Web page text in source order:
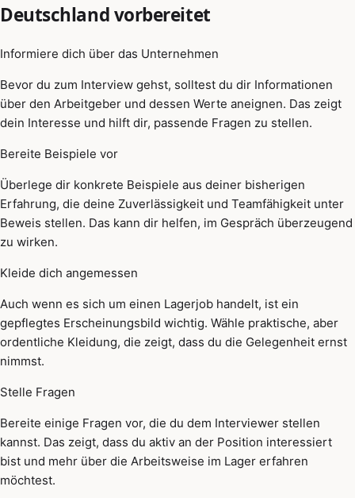
Deutschland vorbereitet
Informiere dich über das Unternehmen
Bevor du zum Interview gehst, solltest du dir Informationen
über den Arbeitgeber und dessen Werte aneignen. Das zeigt
dein Interesse und hilft dir, passende Fragen zu stellen.
Bereite Beispiele vor
Überlege dir konkrete Beispiele aus deiner bisherigen
Erfahrung, die deine Zuverlässigkeit und Teamfähigkeit unter
Beweis stellen. Das kann dir helfen, im Gespräch überzeugend
zu wirken.
Kleide dich angemessen
Auch wenn es sich um einen Lagerjob handelt, ist ein
gepflegtes Erscheinungsbild wichtig. Wähle praktische, aber
ordentliche Kleidung, die zeigt, dass du die Gelegenheit ernst
nimmst.
Stelle Fragen
Bereite einige Fragen vor, die du dem Interviewer stellen
kannst. Das zeigt, dass du aktiv an der Position interessiert
bist und mehr über die Arbeitsweise im Lager erfahren
möchtest.